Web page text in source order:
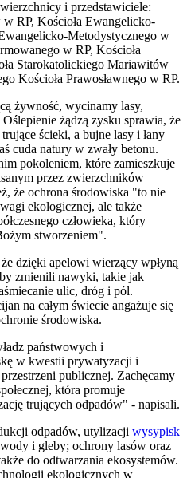
i przedstawiciele:
RP, Kościoła Ewangelicko-
Metodystycznego w
w RP, Kościoła
Starokatolickiego Mariawitów
Kościoła Prawosławnego w RP.
żywność, wycinamy lasy,
żądzą zysku sprawia, że
ścieki, a bujne lasy i łany
cuda natury w zwały betonu.
pokoleniem, które zamieszkuje
przez zwierzchników
że ochrona środowiska "to nie
ekologicznej, ale także
człowieka, który
stworzeniem".
dzięki apelowi wierzący wpłyną
zmienili nawyki, takie jak
ulic, dróg i pól.
na całym świecie angażuje się
środowiska.
państwowych i
w kwestii prywatyzacji i
publicznej. Zachęcamy
która promuje
trujących odpadów" - napisali.
odpadów, utylizacji wysypisk
i gleby; ochrony lasów oraz
do odtwarzania ekosystemów.
ekologicznych w